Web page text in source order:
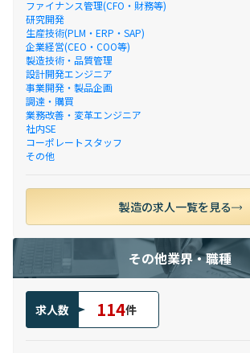
ファイナンス管理(CFO・財務等)
研究開発
生産技術(PLM・ERP・SAP)
企業経営(CEO・COO等)
製造技術・品質管理
設計開発エンジニア
事業開発・製品企画
調達・購買
業務改善・変革エンジニア
社内SE
コーポレートスタッフ
その他
製造の求人一覧を見る
その他業界・職種
求人数 114件